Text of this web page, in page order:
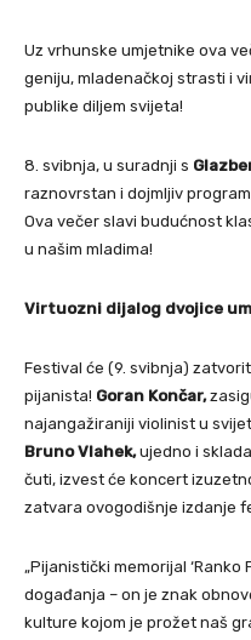
Uz vrhunske umjetnike ova
geniju, mladenačkoj strasti i
publike diljem svijeta!
8. svibnja, u suradnji s
raznovrstan i dojmljiv
Ova večer slavi budućnost
u našim mladima!
Virtuozni dijalog dvojice
Festival će (9. svibnja)
pijanista! Goran Končar,
najangažiraniji violinist u
Bruno Vlahek,ujedno i
čuti, izvest će koncert
zatvara ovogodišnje izdanje
„Pijanistički memorijal
događanja – on je znak
kulture kojom je prožet naš